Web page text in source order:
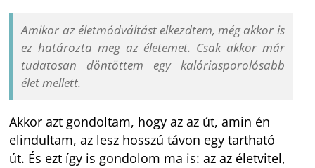
Amikor az életmódváltást elkezdtem, még akkor is
ez határozta meg az életemet. Csak akkor már
tudatosan döntöttem egy kalóriasporolósabb
élet mellett.
Akkor azt gondoltam, hogy az az út, amin én
elindultam, az lesz hosszú távon egy tartható
út. És ezt így is gondolom ma is: az az életvitel,